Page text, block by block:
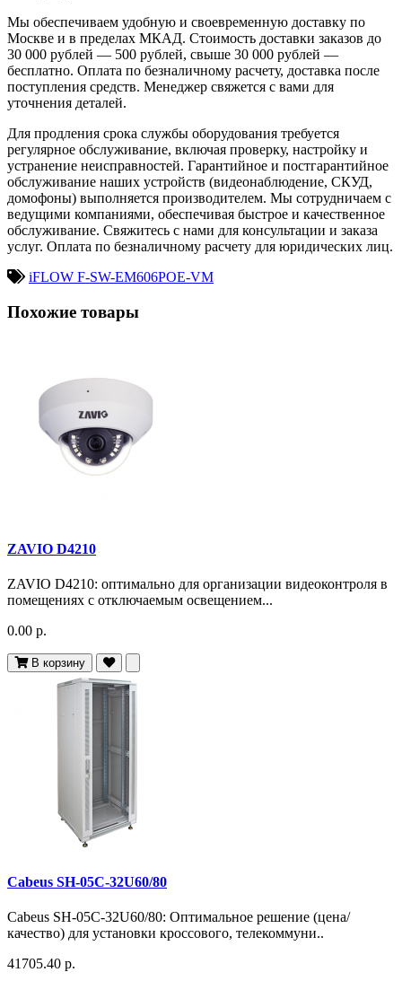
Мы обеспечиваем удобную и своевременную доставку по
Москве и в пределах МКАД. Стоимость доставки заказов до
30 000 рублей — 500 рублей, свыше 30 000 рублей —
бесплатно. Оплата по безналичному расчету, доставка после
поступления средств. Менеджер свяжется с вами для
уточнения деталей.
Для продления срока службы оборудования требуется
регулярное обслуживание, включая проверку, настройку и
устранение неисправностей. Гарантийное и постгарантийное
обслуживание наших устройств (видеонаблюдение, СКУД,
домофоны) выполняется производителем. Мы сотрудничаем с
ведущими компаниями, обеспечивая быстрое и качественное
обслуживание. Свяжитесь с нами для консультации и заказа
услуг. Оплата по безналичному расчету для юридических лиц.
iFLOW F-SW-EM606POE-VM
Похожие товары
ZAVIO D4210
ZAVIO D4210: оптимально для организации видеоконтроля в
помещениях с отключаемым освещением...
0.00 р.
В корзину
Cabeus SH-05C-32U60/80
Cabeus SH-05C-32U60/80: Оптимальное решение (цена/
качество) для установки кроссового, телекоммуни..
41705.40 р.